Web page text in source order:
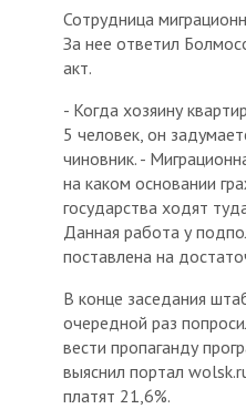
Сотрудница
За нее ответил
акт.
- Когда хозяину
5 человек, он
чиновник. -
на каком основании
государства ходят
Данная работа у
поставлена на
В конце заседания
очередной раз
вести пропаганду
выяснил портал
платят 21,6%.